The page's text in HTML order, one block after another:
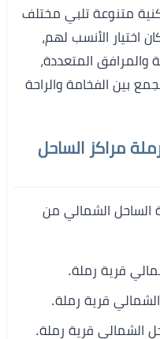
1700 وحدة سكنية متنوعة تلبي مختلف
اختيار الأنسب لهم،
والمرافق المتعددة،
بين الفخامة والراحة
مراكز الساحل
الساحل الشمالي من
قرية رملة.
قرية رملة.
الشمالي قرية رملة.